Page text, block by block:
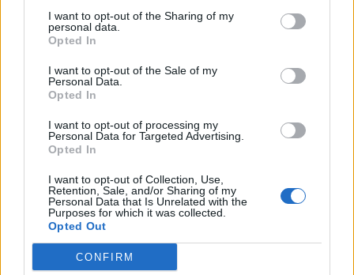
I want to opt-out of the Sharing of my
personal data.
Opted In
I want to opt-out of the Sale of my
Personal Data.
Opted In
I want to opt-out of processing my
Personal Data for Targeted Advertising.
Opted In
I want to opt-out of Collection, Use,
Retention, Sale, and/or Sharing of my
Personal Data that Is Unrelated with the
Purposes for which it was collected.
Opted Out
CONFIRM
kilómetros
Teruela 115,41 kilómetros
kilómetros
Albacete
kilómetros
Cuencaa 164,39
Murciaa 177,75 kilómetros
Tarragonaa 229,20
kilómetros
Zaragozaa 246,71